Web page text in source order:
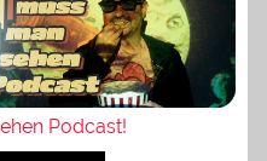
Podcast!